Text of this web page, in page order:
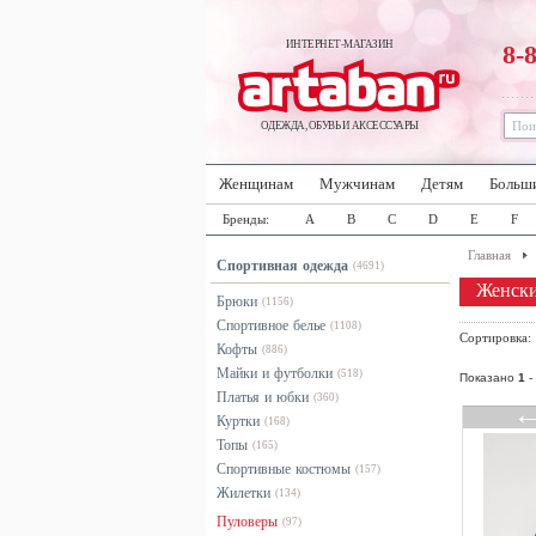
ИНТЕРНЕТ-МАГАЗИН
ОДЕЖДА, ОБУВЬ И АКСЕССУАРЫ
8-
Женщинам Мужчинам Детям
Бренды: A B C D E F
Спортивная одежда (4691)
Брюки (1156)
Спортивное белье (1108)
Кофты (886)
Майки и футболки (518)
Платья и юбки (360)
Куртки (168)
Топы (165)
Спортивные костюмы (157)
Жилетки (134)
Пуловеры (97)
Главная
Показано 1 -